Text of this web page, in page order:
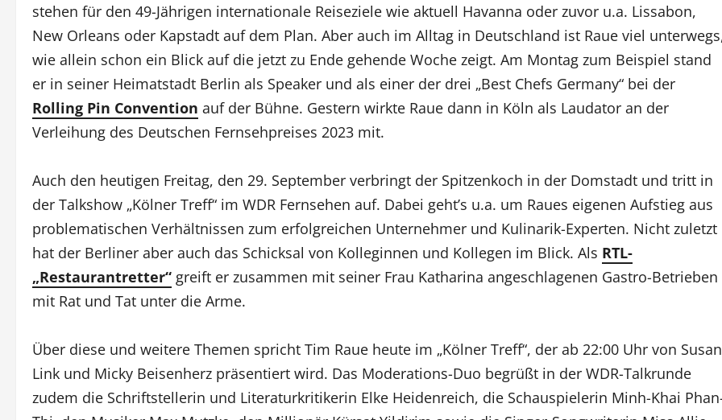
stehen für den 49-Jährigen internationale Reiseziele wie aktuell Havanna oder zuvor u.a. Lissabon,
New Orleans oder Kapstadt auf dem Plan. Aber auch im Alltag in Deutschland ist Raue viel
wie allein schon ein Blick auf die jetzt zu Ende gehende Woche zeigt. Am Montag zum Beispiel stand
er in seiner Heimatstadt Berlin als Speaker und als einer der drei „Best Chefs Germany“ bei der
Rolling Pin Convention auf der Bühne. Gestern wirkte Raue dann in Köln als Laudator an der
Verleihung des Deutschen Fernsehpreises 2023 mit.
Auch den heutigen Freitag, den 29. September verbringt der Spitzenkoch in der Domstadt und tritt in
der Talkshow „Kölner Treff“ im WDR Fernsehen auf. Dabei geht’s u.a. um Raues eigenen Aufstieg aus
problematischen Verhältnissen zum erfolgreichen Unternehmer und Kulinarik-Experten. Nicht zuletzt
hat der Berliner aber auch das Schicksal von Kolleginnen und Kollegen im Blick. Als RTL-
„Restaurantretter“ greift er zusammen mit seiner Frau Katharina angeschlagenen Gastro-Betrieben
mit Rat und Tat unter die Arme.
Über diese und weitere Themen spricht Tim Raue heute im „Kölner Treff“, der ab 22:00 Uhr von Susan
Link und Micky Beisenherz präsentiert wird. Das Moderations-Duo begrüßt in der WDR-Talkrunde
zudem die Schriftstellerin und Literaturkritikerin Elke Heidenreich, die Schauspielerin Minh-Khai